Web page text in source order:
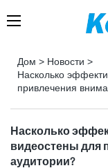
Дом > Новости >
Насколько
привлечения
Насколько
видеостены для
аудитории?